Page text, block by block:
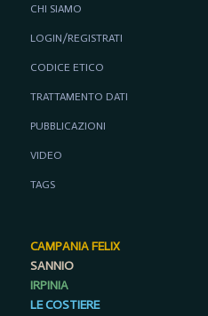
CHI SIAMO
LOGIN/REGISTRATI
CODICE ETICO
TRATTAMENTO DATI
PUBBLICAZIONI
VIDEO
TAGS
CAMPANIA FELIX
SANNIO
IRPINIA
LE COSTIERE